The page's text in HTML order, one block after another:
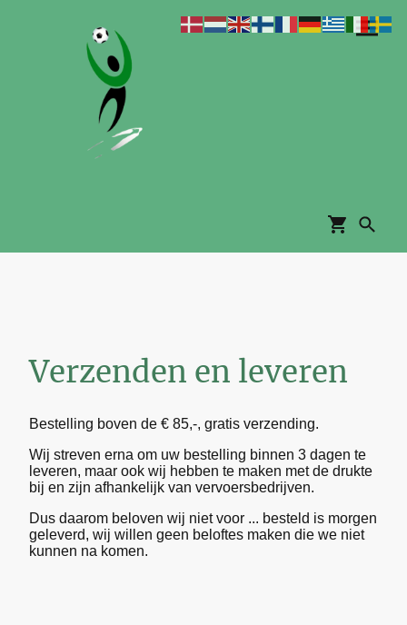
Verzenden en leveren
Bestelling boven de € 85,-, gratis verzending.
Wij streven erna om uw bestelling binnen 3 dagen te
leveren, maar ook wij hebben te maken met de drukte
bij en zijn afhankelijk van vervoersbedrijven.
Dus daarom beloven wij niet voor ... besteld is morgen
geleverd, wij willen geen beloftes maken die we niet
kunnen na komen.